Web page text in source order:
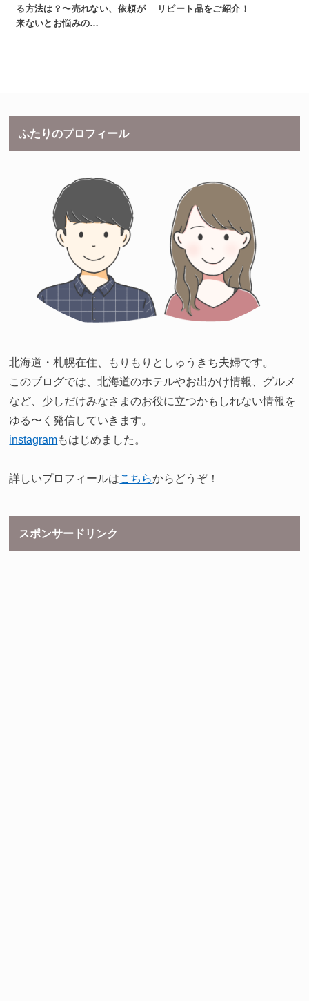
る方法は？〜売れない、依頼が
来ないとお悩みの…
リピート品をご紹介！
ふたりのプロフィール
北海道・札幌在住、もりもりとしゅうきち夫婦です。
このブログでは、北海道のホテルやお出かけ情報、グルメ
など、少しだけみなさまのお役に立つかもしれない情報を
ゆる〜く発信していきます。
instagramもはじめました。
詳しいプロフィールはこちらからどうぞ！
スポンサードリンク